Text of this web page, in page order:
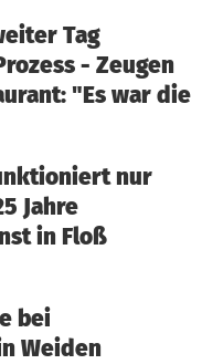
Tag
- Zeugen
"Es war die
nur
Jahre
in Floß
bei
Weiden